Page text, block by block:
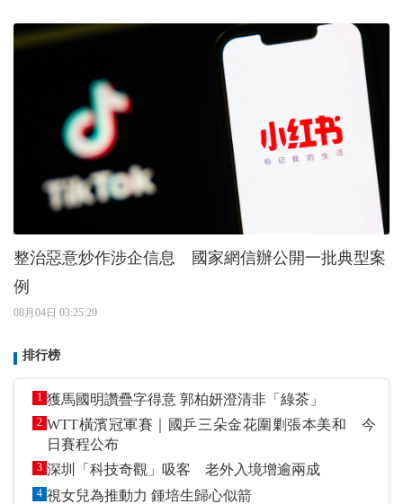
整治惡意炒作涉企信息 國家網信辦公開一批典型案
例
08月04日 03:25:29
排行榜
1 獲馬國明讚疊字得意 郭柏妍澄清非「綠茶」
2 WTT橫濱冠軍賽｜國乒三朵金花圍剿張本美和 今
日賽程公布
3 深圳「科技奇觀」吸客 老外入境增逾兩成
4 視女兒為推動力 鍾培生歸心似箭